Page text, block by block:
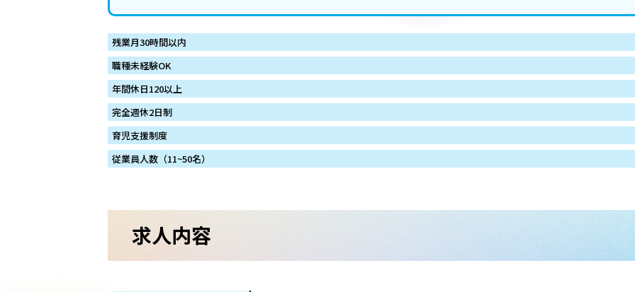
残業月30時間以内
職種未経験OK
年間休日120以上
完全週休2日制
育児支援制度
従業員人数（11~50名）
求人内容